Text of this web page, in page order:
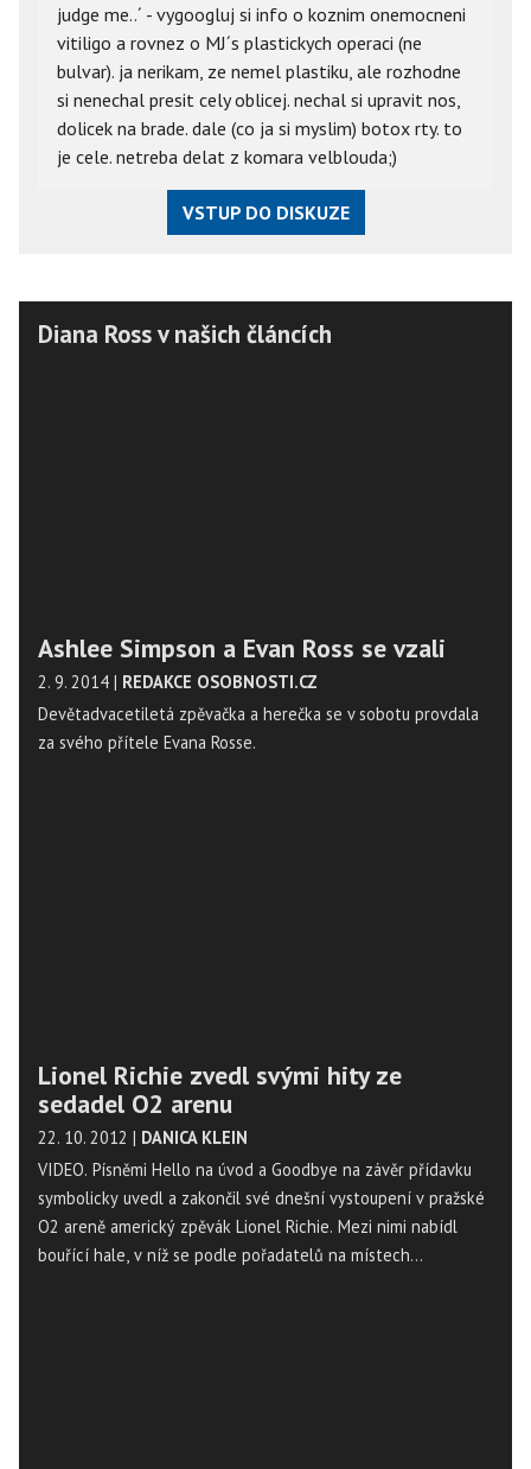
judge me..´ - vygoogluj si info o koznim onemocneni
vitiligo a rovnez o MJ´s plastickych operaci (ne
bulvar). ja nerikam, ze nemel plastiku, ale rozhodne
si nenechal presit cely oblicej. nechal si upravit nos,
dolicek na brade. dale (co ja si myslim) botox rty. to
je cele. netreba delat z komara velblouda;)
VSTUP DO DISKUZE
Diana Ross v našich článcích
Ashlee Simpson a Evan Ross se vzali
2. 9. 2014 | REDAKCE OSOBNOSTI.CZ
Devětadvacetiletá zpěvačka a herečka se v sobotu provdala
za svého přítele Evana Rosse.
Lionel Richie zvedl svými hity ze
sedadel O2 arenu
22. 10. 2012 | DANICA KLEIN
VIDEO. Písněmi Hello na úvod a Goodbye na závěr přídavku
symbolicky uvedl a zakončil své dnešní vystoupení v pražské
O2 areně americký zpěvák Lionel Richie. Mezi nimi nabídl
bouřící hale, v níž se podle pořadatelů na místech